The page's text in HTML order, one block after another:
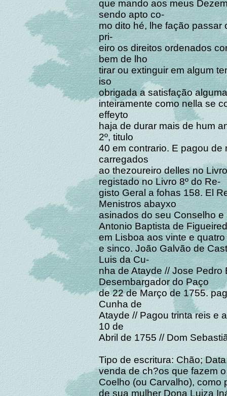
que mando aos meus
sendo apto co-
mo dito hé, lhe fação passar
pri-
eiro os direitos ordenados
bem de lho
tirar ou extinguir em algum
iso
obrigada a satisfação
inteiramente como nella se
effeyto
haja de durar mais de hum
2º, titulo
40 em contrario. E pagou de
carregados
ao thezoureiro delles no
registado no Livro 8º do Re-
gisto Geral a fohas 158. El
Menistros abayxo
asinados do seu Conselho
Antonio Baptista de
em Lisboa aos vinte e
e sinco. João Galvão de
Luis da Cu-
nha de Atayde // Jose
Desembargador do Paço
de 22 de Março de 1755.
Cunha de
Atayde // Pagou trinta reis e
10 de
Abril de 1755 // Dom
Tipo de escritura: Chão;
venda de ch?os que fazem
Coelho (ou Carvalho), como
de sua mulher Dona Luiza